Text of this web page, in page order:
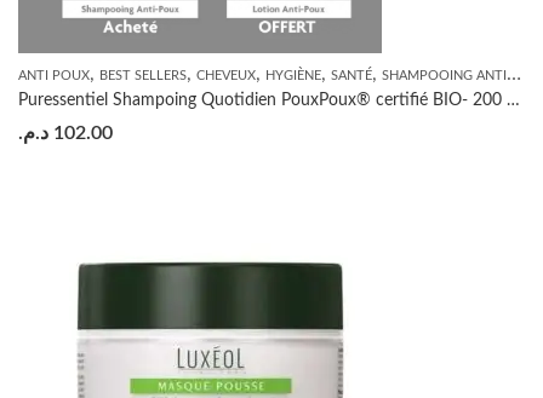
ANTI POUX, BEST SELLERS, CHEVEUX, HYGIÈNE, SANTÉ, SHAMPOOING ANTI-POUX
Puressentiel Shampoing Quotidien PouxPoux® certifié BIO- 200 ML= Lotion anti-poux 100 ml OFFERTE
102.00 د.م.